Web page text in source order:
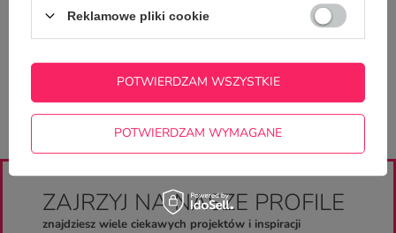
ZAJRZYJ NA NASZE PROFILE
znajdziesz wiele ciekawych projektów i inspiracji
Reklamowe pliki cookie
POTWIERDZAM WYMAGANE
POTWIERDZAM WSZYSTKIE